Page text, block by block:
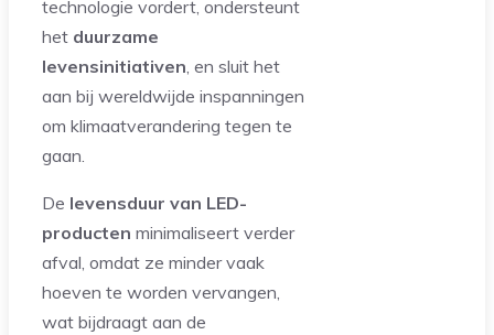
technologie vordert, ondersteunt
het duurzame
levensinitiativen, en sluit het
aan bij wereldwijde inspanningen
om klimaatverandering tegen te
gaan.
De levensduur van LED-
producten minimaliseert verder
afval, omdat ze minder vaak
hoeven te worden vervangen,
wat bijdraagt aan de